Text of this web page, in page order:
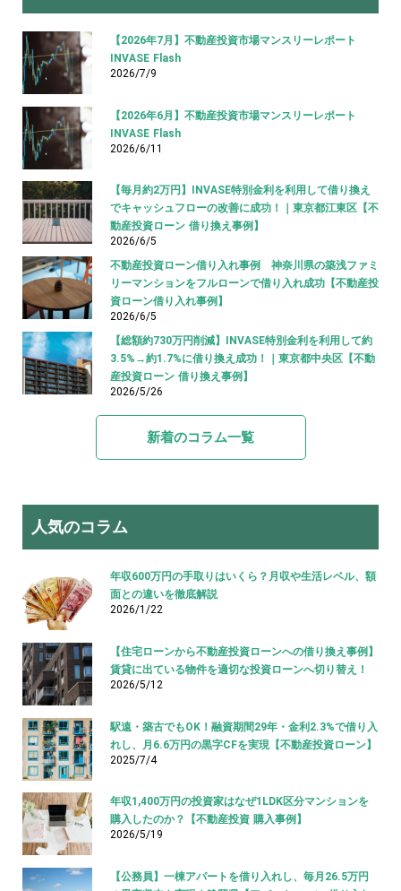
【2026年7月】不動産投資市場マンスリーレポート
INVASE Flash
2026/7/9
【2026年6月】不動産投資市場マンスリーレポート
INVASE Flash
2026/6/11
【毎月約2万円】INVASE特別金利を利用して借り換え
でキャッシュフローの改善に成功！｜東京都江東区【不
動産投資ローン 借り換え事例】
2026/6/5
不動産投資ローン借り入れ事例 神奈川県の築浅ファミ
リーマンションをフルローンで借り入れ成功【不動産投
資ローン借り入れ事例】
2026/6/5
【総額約730万円削減】INVASE特別金利を利用して約
3.5%→約1.7%に借り換え成功！｜東京都中央区【不動
産投資ローン 借り換え事例】
2026/5/26
新着のコラム一覧
人気のコラム
年収600万円の手取りはいくら？月収や生活レベル、額
面との違いを徹底解説
2026/1/22
【住宅ローンから不動産投資ローンへの借り換え事例】
賃貸に出ている物件を適切な投資ローンへ切り替え！
2026/5/12
駅遠・築古でもOK！融資期間29年・金利2.3%で借り入
れし、月6.6万円の黒字CFを実現【不動産投資ローン】
2025/7/4
年収1,400万円の投資家はなぜ1LDK区分マンションを
購入したのか？【不動産投資 購入事例】
2026/5/19
【公務員】一棟アパートを借り入れし、毎月26.5万円